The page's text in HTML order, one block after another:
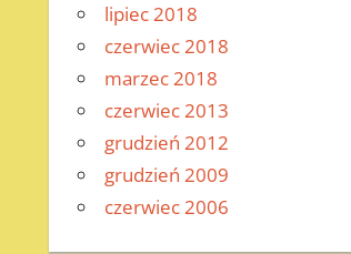
lipiec 2018
czerwiec 2018
marzec 2018
czerwiec 2013
grudzień 2012
grudzień 2009
czerwiec 2006